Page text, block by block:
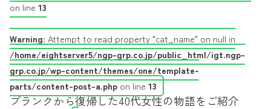
on line 13
Warning: Attempt to read property "cat_name" on null in
/home/eightserver5/ngp-grp.co.jp/public_html/igt.ngp-
grp.co.jp/wp-content/themes/one/template-
parts/content-post-a.php on line 13
ブランクから復帰した40代女性の物語をご紹介